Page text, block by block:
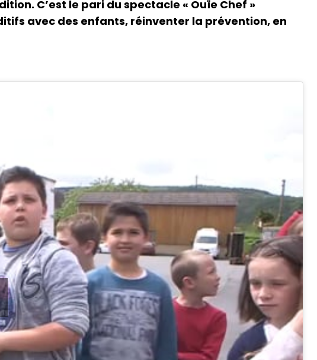
C’est le pari du spectacle « Ouïe Chef »
avec des enfants, réinventer la prévention, en